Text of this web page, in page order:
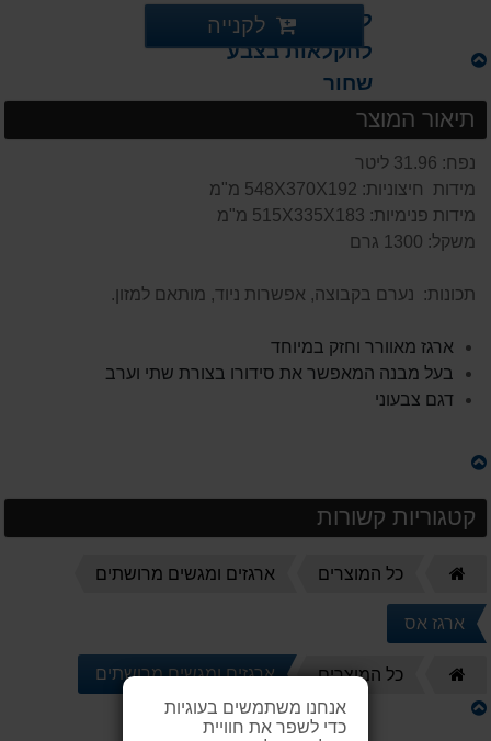
אנחנו משתמשים בעוגיות
כדי לשפר את חוויית
לאחסון 32 ליטר
לחקלאות בצבע
שחור
לקנייה
תיאור המוצר
נפח: 31.96 ליטר
מידות חיצוניות: 548X370X192 מ"מ
מידות פנימיות: 515X335X183 מ"מ
משקל: 1300 גרם
תכונות: נערם בקבוצה, אפשרות ניוד, מותאם למזון.
ארגז מאוורר וחזק במיוחד
בעל מבנה המאפשר את סידורו בצורת שתי וערב
דגם צבעוני
קטגוריות קשורות
כל המוצרים ארגזים ומגשים מרושתים
ארגז אס
כל המוצרים ארגזים ומגשים מרושתים